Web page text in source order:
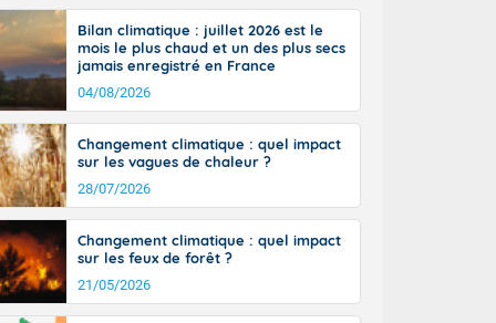
Bilan climatique : juillet 2026 est le
mois le plus chaud et un des plus secs
jamais enregistré en France
04/08/2026
Changement climatique : quel impact
sur les vagues de chaleur ?
28/07/2026
Changement climatique : quel impact
sur les feux de forêt ?
21/05/2026